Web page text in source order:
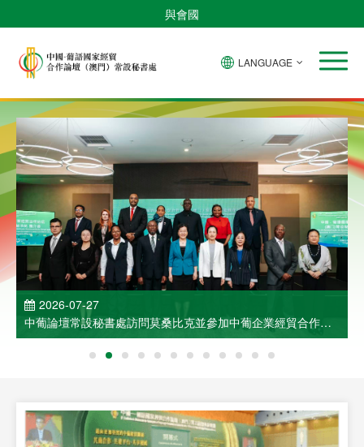
與會國
LANGUAGE
2026-07-27
中葡論壇常設秘書處訪問莫桑比克並參加中葡企業經貿合作洽
談會